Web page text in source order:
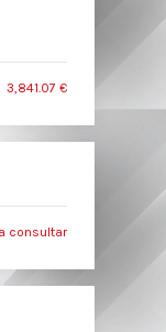
3,841.07 €
consultar